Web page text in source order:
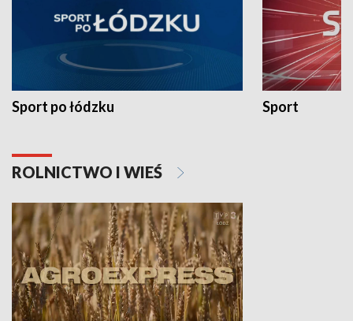
Sport po łódzku Sport
ROLNICTWO I WIEŚ